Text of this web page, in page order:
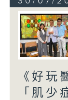
《好玩
「肌少